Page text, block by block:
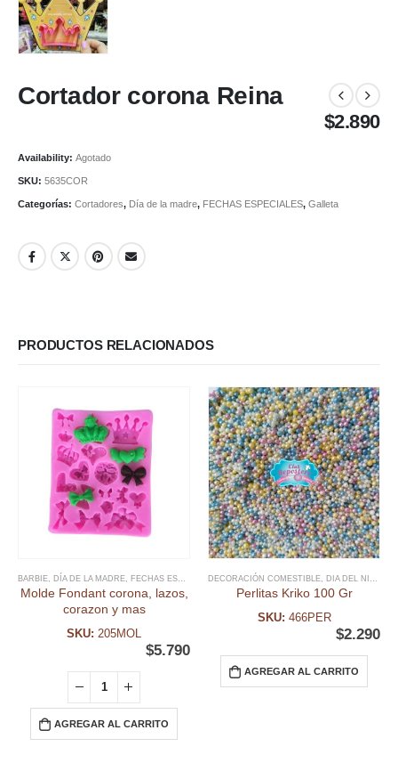
Cortador corona Reina
$2.890
Availability: Agotado
SKU: 5635COR
Categorías: Cortadores, Día de la madre, FECHAS ESPECIALES, Galleta
PRODUCTOS RELACIONADOS
BARBIE, DÍA DE LA MADRE, FECHAS ESPECIALES ,FONDANT ,MOLDE FONDANT ,MOLDES
Molde Fondant corona, lazos,
corazon y mas
SKU: 205MOL
$5.790
AGREGAR AL CARRITO
DECORACIÓN COMESTIBLE, DIA DEL NIÑO Y TEMATICAS
Perlitas Kriko 100 Gr
SKU: 466PER
$2.290
AGREGAR AL CARRITO